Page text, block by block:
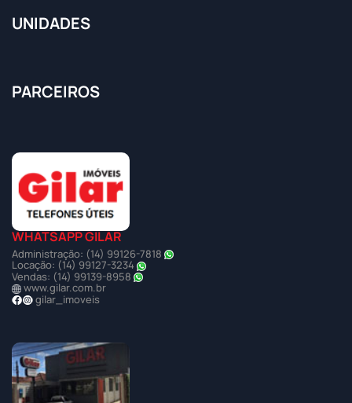
UNIDADES
PARCEIROS
WHATSAPP GILAR
Administração: (14) 99126-7818
Locação: (14) 99127-3234
Vendas: (14) 99139-8958
www.gilar.com.br
gilar_imoveis